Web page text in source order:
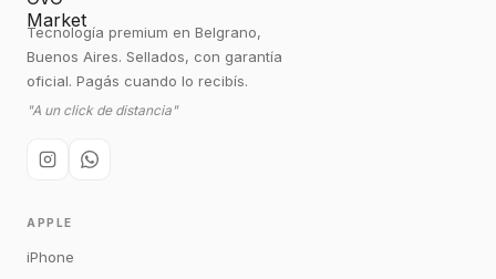
Tecnología premium en Belgrano,
Buenos Aires. Sellados, con garantía
oficial. Pagás cuando lo recibís.
"A un click de distancia"
APPLE
iPhone